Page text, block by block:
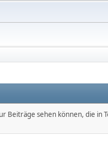
Beiträge sehen können, die in